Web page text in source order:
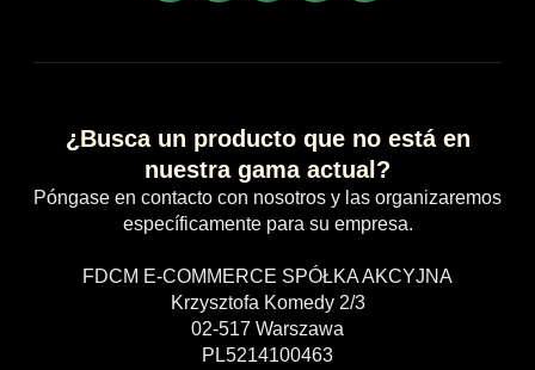
¿Busca un producto que no está en
nuestra gama actual?
Póngase en contacto con nosotros y las organizaremos
específicamente para su empresa.
FDCM E-COMMERCE SPÓŁKA AKCYJNA
Krzysztofa Komedy 2/3
02-517 Warszawa
PL5214100463